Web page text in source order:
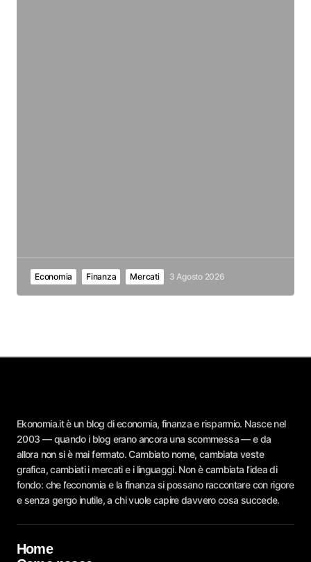
Economia Finanza Mercati 3 Agosto 2026
Ekonomia.it è un blog di economia, finanza e risparmio. Nasce nel
2003 — quando i blog erano ancora una scommessa — e da
allora non si è mai fermato. Cambiato nome, cambiata veste
grafica, cambiati i mercati e i linguaggi. Non è cambiata l’idea di
fondo: che l’economia e la finanza si possano raccontare con rigore
e senza gergo inutile, a chi vuole capire davvero cosa succede.
Home